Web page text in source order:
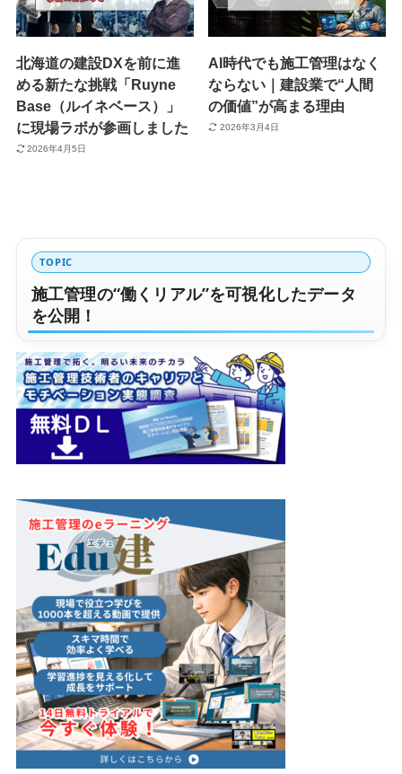
北海道の建設DXを前に進
める新たな挑戦「Ruyne
Base（ルイネベース）」
に現場ラボが参画しました
2026年4月5日
AI時代でも施工管理はなく
ならない｜建設業で“人間
の価値”が高まる理由
2026年3月4日
TOPIC
施工管理の“働くリアル”を可視化したデータ
を公開！